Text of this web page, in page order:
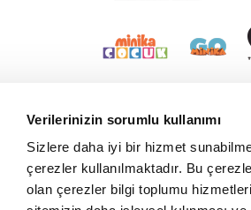
Verilerinizin sorumlu kullanımı
Sizlere daha iyi bir hizmet
çerezler kullanılmaktadır. Bu
olan çerezler bilgi toplumu